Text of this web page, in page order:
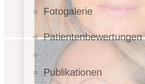
Fotogalerie
Patientenbewertungen
Publikationen